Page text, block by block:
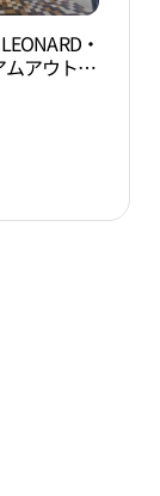
・
アウトレ
프리미엄